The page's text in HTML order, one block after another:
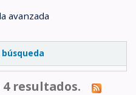
avanzada
resultados.